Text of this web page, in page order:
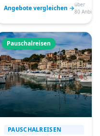
Angebote vergleichen →über
80
Pauschalreisen
PAUSCHALREISEN